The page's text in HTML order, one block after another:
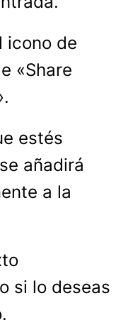
icono de
«Share
estés
añadirá
a la
si lo deseas